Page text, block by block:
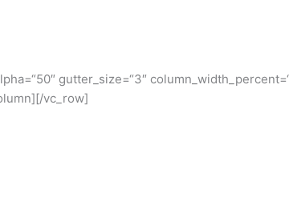
gutter_size=“3″
vc_row]